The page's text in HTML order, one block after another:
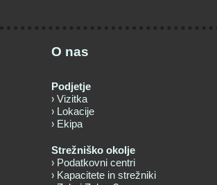
O nas
Podjetje
Vizitka
Lokacije
Ekipa
Strežniško okolje
Podatkovni centri
Kapacitete in strežniki